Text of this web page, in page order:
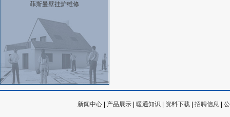
菲斯曼壁挂炉维修
新闻中心 产品展示 暖通知识 资料下载 招聘信息